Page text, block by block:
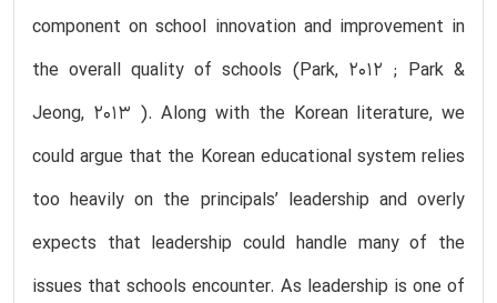
component on school innovation and improvement in
the overall quality of schools (Park, 2012 ; Park &
Jeong, 2013 ). Along with the Korean literature, we
could argue that the Korean educational system relies
too heavily on the principals’ leadership and overly
expects that leadership could handle many of the
issues that schools encounter. As leadership is one of